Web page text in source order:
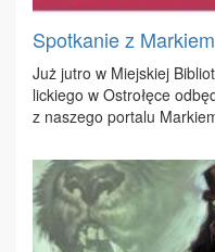
Spotkanie z
Już ju­tro w Miej­skiej
lic­kie­go w Ostro­łę­ce
z na­sze­go por­ta­lu